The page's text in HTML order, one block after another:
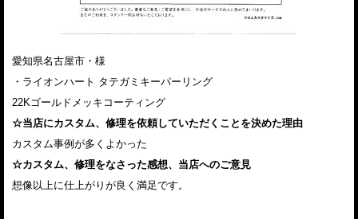
愛知県名古屋市・様
・ライオンハート タテガミキーパーリング
22Kゴールドメッキコーティング
☆当店にカスタム、修理を依頼していただくことを決めた理由
カスタム事例が多くよかった
☆カスタム、修理をなさった感想、当店へのご意見
想像以上に仕上がりが良く満足です。